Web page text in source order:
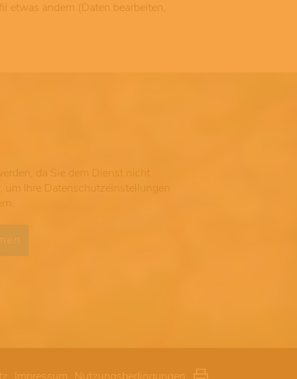
etwas ändern (Daten bearbeiten,
Ihre Datenschutzeinstellungen